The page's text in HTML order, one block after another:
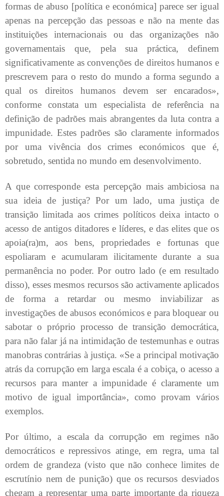
formas de abuso [política e económica] parece ser igual
apenas na percepção das pessoas e não na mente das
instituições internacionais ou das organizações não
governamentais que, pela sua práctica, definem
significativamente as convenções de direitos humanos e
prescrevem para o resto do mundo a forma segundo a
qual os direitos humanos devem ser encarados»,
conforme constata um especialista de referência na
definição de padrões mais abrangentes da luta contra a
impunidade. Estes padrões são claramente informados
por uma vivência dos crimes económicos que é,
sobretudo, sentida no mundo em desenvolvimento.
A que corresponde esta percepção mais ambiciosa na
sua ideia de justiça? Por um lado, uma justiça de
transição limitada aos crimes políticos deixa intacto o
acesso de antigos ditadores e líderes, e das elites que os
apoia(ra)m, aos bens, propriedades e fortunas que
espoliaram e acumularam ilicitamente durante a sua
permanência no poder. Por outro lado (e em resultado
disso), esses mesmos recursos são activamente aplicados
de forma a retardar ou mesmo inviabilizar as
investigações de abusos económicos e para bloquear ou
sabotar o próprio processo de transição democrática,
para não falar já na intimidação de testemunhas e outras
manobras contrárias à justiça. «Se a principal motivação
atrás da corrupção em larga escala é a cobiça, o acesso a
recursos para manter a impunidade é claramente um
motivo de igual importância», como provam vários
exemplos.
Por último, a escala da corrupção em regimes não
democráticos e repressivos atinge, em regra, uma tal
ordem de grandeza (visto que não conhece limites de
escrutínio nem de punição) que os recursos desviados
chegam a representar uma parte importante da riqueza